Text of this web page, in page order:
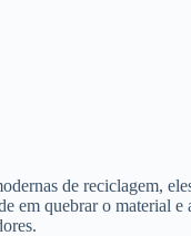
de reciclagem,
em quebrar o material e